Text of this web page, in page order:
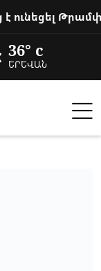
36° c
ԵՐԵՎԱՆ